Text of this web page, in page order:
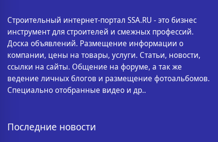
Строительный интернет-портал SSA.RU - это бизнес
инструмент для строителей и смежных профессий.
Доска объявлений. Размещение информации о
компании, цены на товары, услуги. Статьи, новости,
ссылки на сайты. Общение на форуме, а так же
ведение личных блогов и размещение фотоальбомов.
Специально отобранные видео и др..
Последние новости